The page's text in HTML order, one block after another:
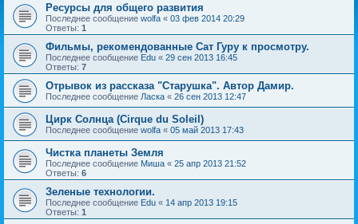
Ресурсы для общего развития
Последнее сообщение wolfa « 03 фев 2014 20:29
Ответы: 1
Фильмы, рекомендованные Сат Гуру к просмотру.
Последнее сообщение Edu « 29 сен 2013 16:45
Ответы: 7
Отрывок из рассказа "Старушка". Автор Дамир.
Последнее сообщение Ласка « 26 сен 2013 12:47
Цирк Солнца (Cirque du Soleil)
Последнее сообщение wolfa « 05 май 2013 17:43
Чистка планеты Земля
Последнее сообщение Миша « 25 апр 2013 21:52
Ответы: 6
Зеленые технологии.
Последнее сообщение Edu « 14 апр 2013 19:15
Ответы: 1